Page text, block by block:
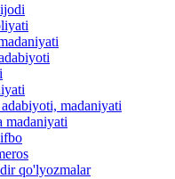
madaniyati
madaniyati
qo'lyozmalar